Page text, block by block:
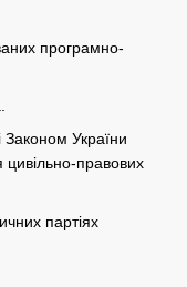
програмно-
України
правових
партіях